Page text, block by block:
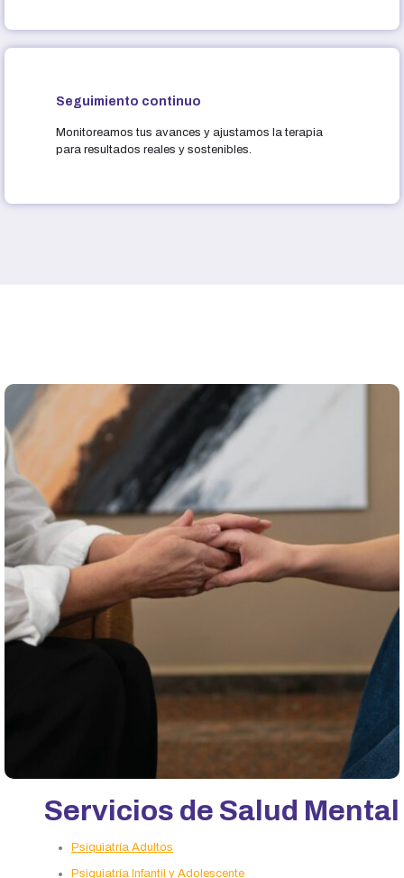
Seguimiento continuo
Monitoreamos tus avances y ajustamos la terapia
para resultados reales y sostenibles.
Servicios de Salud Mental
Psiquiatría Adultos
Psiquiatría Infantil y Adolescente